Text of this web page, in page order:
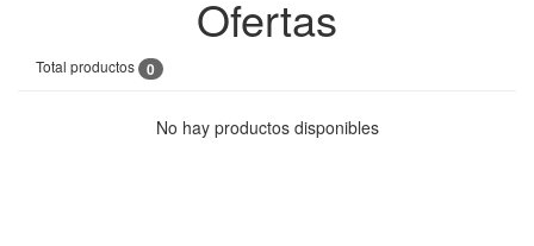
Ofertas
Total productos 0
No hay productos disponibles